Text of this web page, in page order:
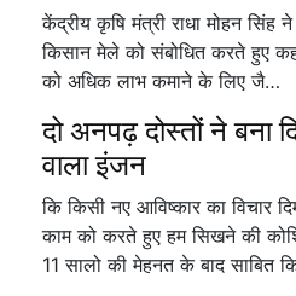
केंद्रीय कृषि मंत्री राधा मोहन सिंह
किसान मेले को संबोधित करते हुए
को अधिक लाभ कमाने के लिए जै…
दो अनपढ़ दोस्तों ने बना
वाला इंजन
कि किसी नए आविष्कार का विचार
काम को करते हुए हम सिखने की
11 सालो की मेहनत के बाद साबित